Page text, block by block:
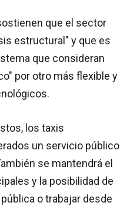
que el sector
estructural" y que es
que consideran
por otro más flexible y
los taxis
un servicio público
se mantendrá el
y la posibilidad de
o trabajar desde